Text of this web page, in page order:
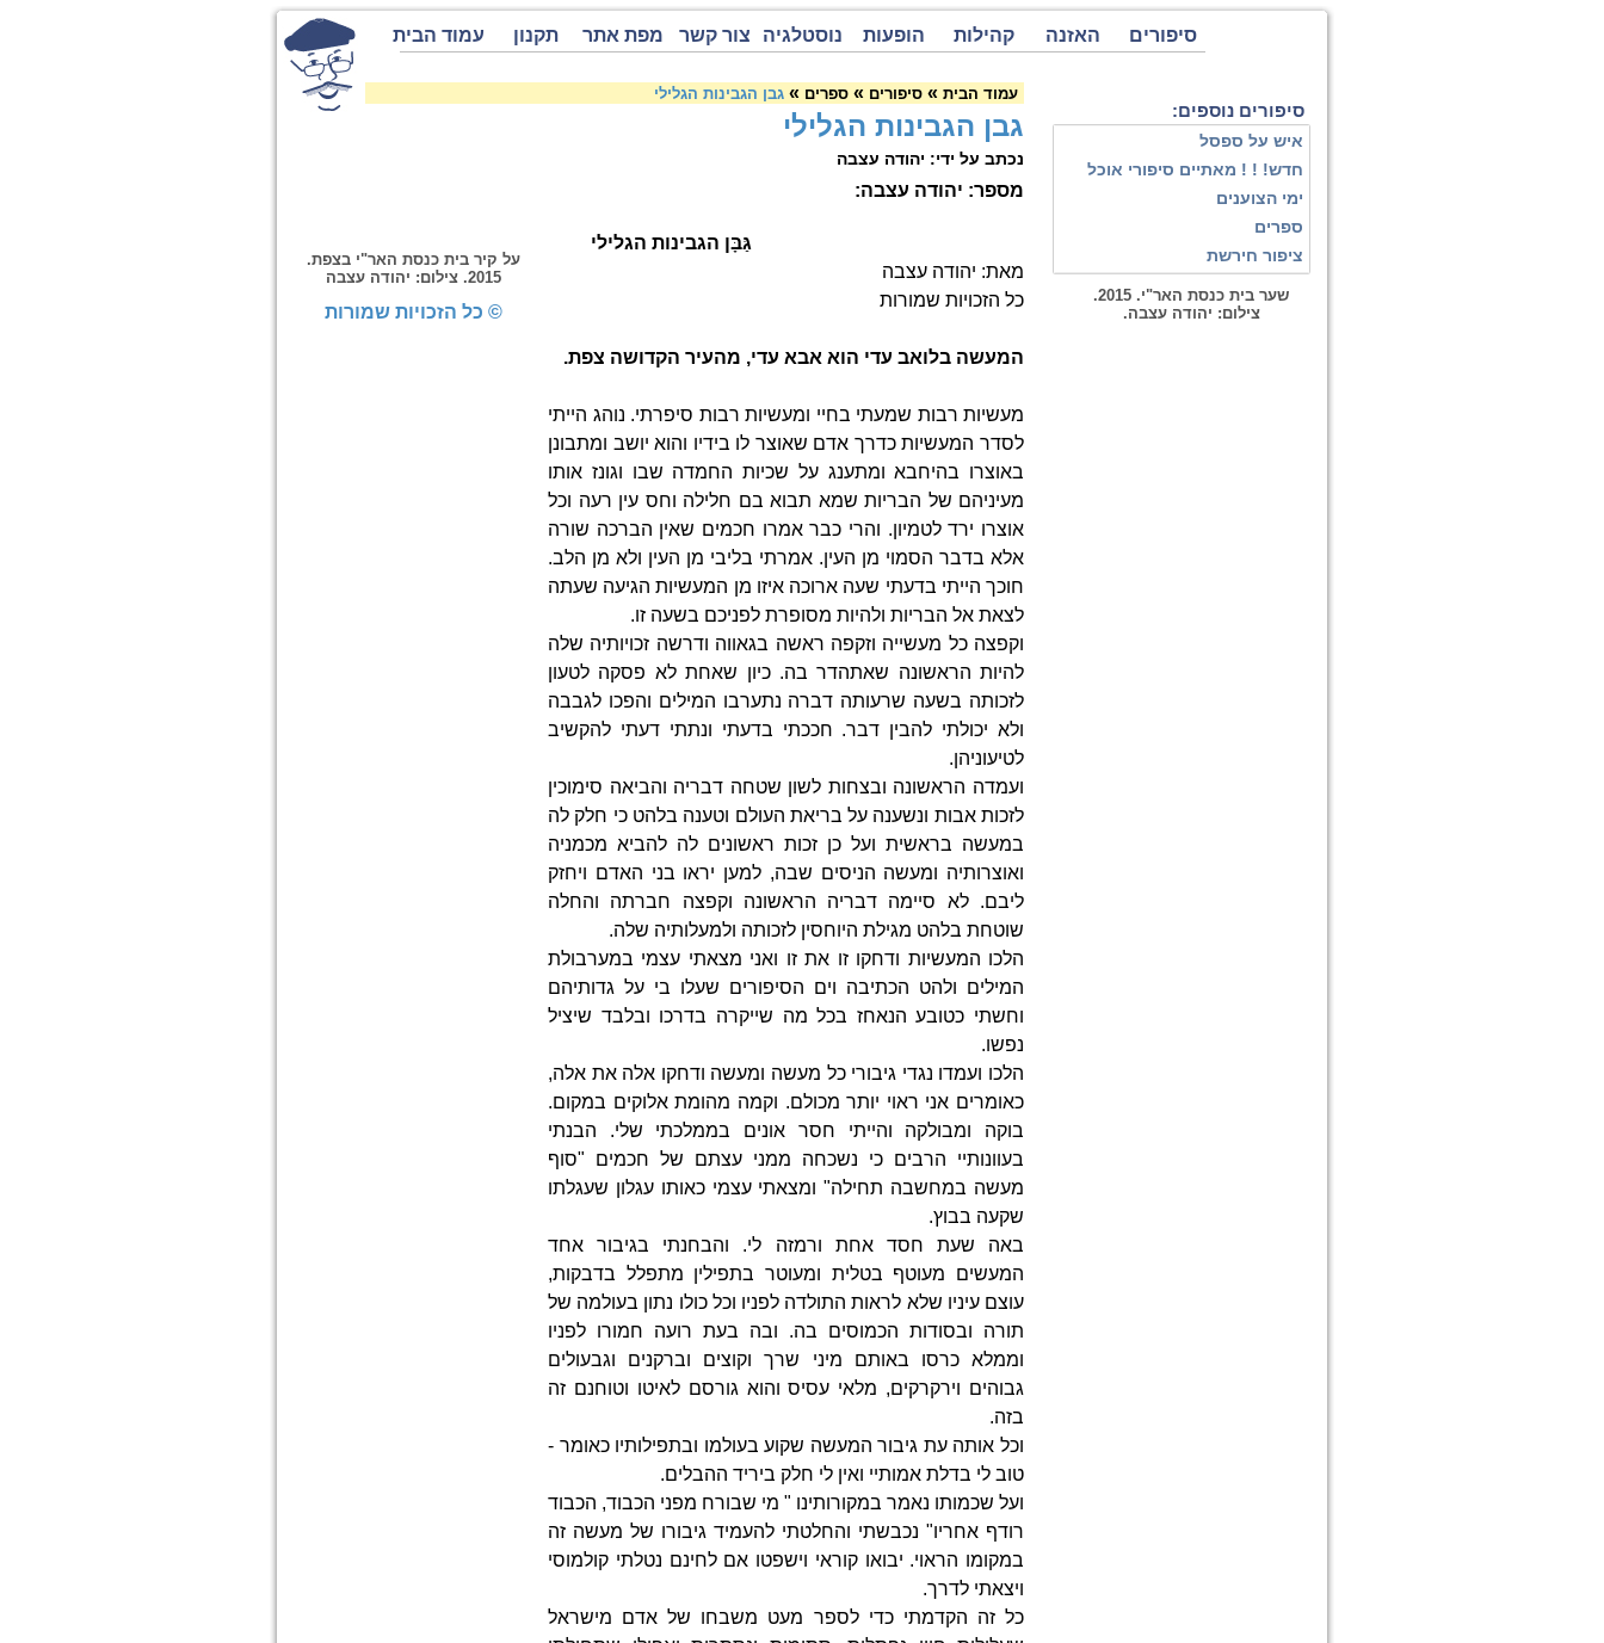
סיפורים האזנה קהילות הופעות נוסטלגיה צור קשר מפת אתר תקנון עמוד הבית
סיפורים נוספים:
איש על ספסל
חדש! ! ! מאתיים סיפורי אוכל
ימי הצוענים
ספרים
ציפור חירשת
שער בית כנסת האר"י. 2015.
צילום: יהודה עצבה.
עמוד הבית » סיפורים » ספרים » גבן הגבינות הגלילי
גבן הגבינות הגלילי
נכתב על ידי: יהודה עצבה
מספר: יהודה עצבה:
גַּבָּן הגבינות הגלילי
מאת: יהודה עצבה
כל הזכויות שמורות
המעשה בלואב עדי הוא אבא עדי, מהעיר הקדושה צפת.
מעשיות רבות שמעתי בחיי ומעשיות רבות סיפרתי. נוהג הייתי
לסדר המעשיות כדרך אדם שאוצר לו בידיו והוא יושב ומתבונן
באוצרו בהיחבא ומתענג על שכיות החמדה שבו וגונז אותו
מעיניהם של הבריות שמא תבוא בם חלילה וחס עין רעה וכל
אוצרו ירד לטמיון. והרי כבר אמרו חכמים שאין הברכה שורה
אלא בדבר הסמוי מן העין. אמרתי בליבי מן העין ולא מן הלב.
חוכך הייתי בדעתי שעה ארוכה איזו מן המעשיות הגיעה שעתה
לצאת אל הבריות ולהיות מסופרת לפניכם בשעה זו.
וקפצה כל מעשייה וזקפה ראשה בגאווה ודרשה זכויותיה שלה
להיות הראשונה שאתהדר בה. כיון שאחת לא פסקה לטעון
לזכותה בשעה שרעותה דברה נתערבו המילים והפכו לגבבה
ולא יכולתי להבין דבר. חככתי בדעתי ונתתי דעתי להקשיב
לטיעוניהן.
ועמדה הראשונה ובצחות לשון שטחה דבריה והביאה סימוכין
לזכות אבות ונשענה על בריאת העולם וטענה בלהט כי חלק לה
במעשה בראשית ועל כן זכות ראשונים לה להביא מכמניה
ואוצרותיה ומעשה הניסים שבה, למען יראו בני האדם ויחזק
ליבם. לא סיימה דבריה הראשונה וקפצה חברתה והחלה
שוטחת בלהט מגילת היוחסין לזכותה ולמעלותיה שלה.
הלכו המעשיות ודחקו זו את זו ואני מצאתי עצמי במערבולת
המילים ולהט הכתיבה וים הסיפורים שעלו בי על גדותיהם
וחשתי כטובע הנאחז בכל מה שייקרה בדרכו ובלבד שיציל
נפשו.
הלכו ועמדו נגדי גיבורי כל מעשה ומעשה ודחקו אלה את אלה,
כאומרים אני ראוי יותר מכולם. וקמה מהומת אלוקים במקום.
בוקה ומבולקה והייתי חסר אונים בממלכתי שלי. הבנתי
בעוונותיי הרבים כי נשכחה ממני עצתם של חכמים "סוף
מעשה במחשבה תחילה" ומצאתי עצמי כאותו עגלון שעגלתו
שקעה בבוץ.
באה שעת חסד אחת ורמזה לי. והבחנתי בגיבור אחד
המעשים מעוטף בטלית ומעוטר בתפילין מתפלל בדבקות,
עוצם עיניו שלא לראות התולדה לפניו וכל כולו נתון בעולמה של
תורה ובסודות הכמוסים בה. ובה בעת רועה חמורו לפניו
וממלא כרסו באותם מיני שרך וקוצים וברקנים וגבעולים
גבוהים וירקרקים, מלאי עסיס והוא גורסם לאיטו וטוחנם זה
בזה.
וכל אותה עת גיבור המעשה שקוע בעולמו ובתפילותיו כאומר -
טוב לי בדלת אמותיי ואין לי חלק ביריד ההבלים.
ועל שכמותו נאמר במקורותינו " מי שבורח מפני הכבוד, הכבוד
רודף אחריו" נכבשתי והחלטתי להעמיד גיבורו של מעשה זה
במקומו הראוי. יבואו קוראי וישפטו אם לחינם נטלתי קולמוסי
ויצאתי לדרך.
כל זה הקדמתי כדי לספר מעט משבחו של אדם מישראל
על קיר בית כנסת האר"י בצפת.
2015. צילום: יהודה עצבה
© כל הזכויות שמורות